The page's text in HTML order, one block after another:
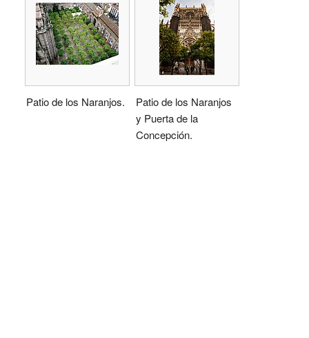
Patio de los Naranjos.
Patio de los Naranjos
y Puerta de la
Concepción.